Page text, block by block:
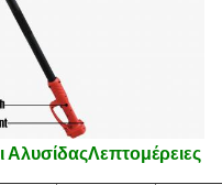
ΑλυσίδαςΛεπτομέρειες